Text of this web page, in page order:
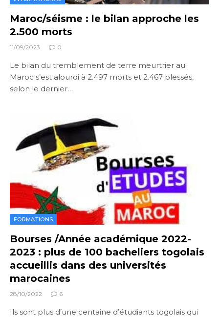
Maroc/séisme : le bilan approche les
2.500 morts
11/09/2023 0
Le bilan du tremblement de terre meurtrier au
Maroc s’est alourdi à 2.497 morts et 2.467 blessés,
selon le dernier…
FORMATIONS
Bourses /Année académique 2022-
2023 : plus de 100 bacheliers togolais
accueillis dans des universités
marocaines
28/10/2022 6
Ils sont plus d’une centaine d’étudiants togolais qui